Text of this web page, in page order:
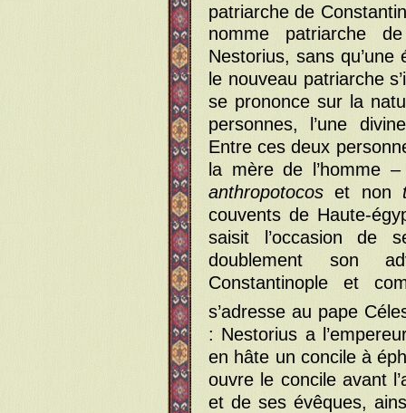
patriarche de
nomme patriarche
Nestorius, sans qu’une
le nouveau patriarche
se prononce sur la
personnes, l’une
Entre ces deux
la mère de l’homme
anthropotocos et non
couvents de Haute-
saisit l’occasion de
doublement son
Constantinople et
s’adresse au pape
: Nestorius a
en hâte un concile à
ouvre le concile avant
et de ses évêques,